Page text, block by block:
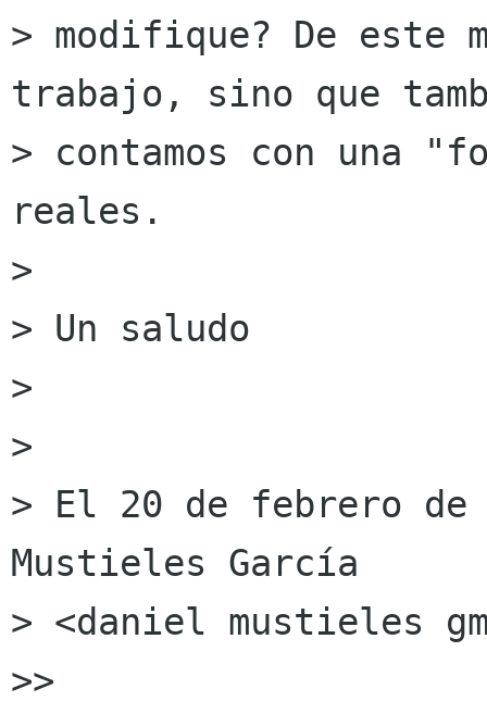
> modifique? De este
trabajo, sino que
> contamos con una
reales.
>
> Un saludo
>
>
> El 20 de febrero de
Mustieles García
> <daniel mustieles
>>